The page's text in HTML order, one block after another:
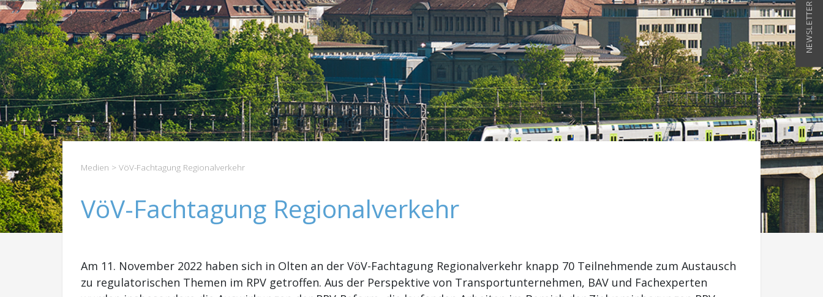
NEWSLETTER
Medien > VöV-Fachtagung Regionalverkehr
VöV-Fachtagung Regionalverkehr
Am 11. November 2022 haben sich in Olten an der VöV-Fachtagung Regionalverkehr knapp 70 Teilnehmende zum Austausch
zu regulatorischen Themen im RPV getroffen. Aus der Perspektive von Transportunternehmen, BAV und Fachexperten